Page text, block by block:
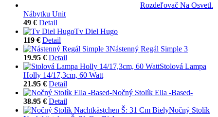
Rozdeľovač Na Osvetl.
Nábytku Unit
49 € Detail
Tv Diel Hugo
119 € Detail
Nástenný Regál Simple 3
19.95 € Detail
Stolová Lampa
Holly 14/17,3cm, 60 Watt
21.95 € Detail
Nočný Stolík Ella -Based-
38.95 € Detail
Nočný Stolík